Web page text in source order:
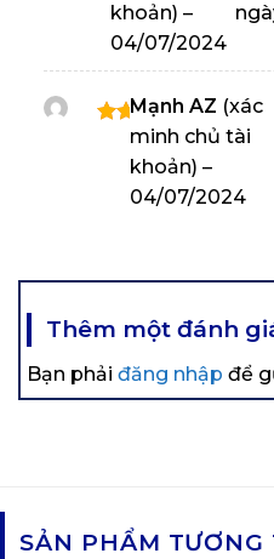
saokhoản) –
04/07/2024
Được
hạng
Mạnh AZ (xác
minh chủ tài
khoản) –
04/07/2024
Thêm một đánh
Bạn phải đăng nhập để
SẢN PHẨM TƯƠNG